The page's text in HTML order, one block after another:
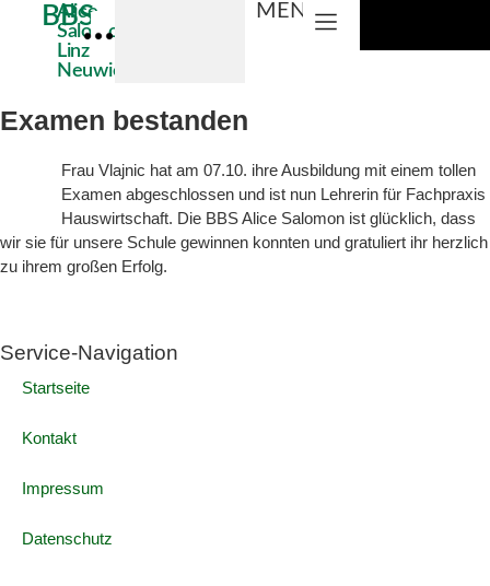
BBS
Alice
Salomon
Linz
Neuwied
MENÜ
Examen bestanden
Frau Vlajnic hat am 07.10. ihre Ausbildung mit einem tollen
Examen abgeschlossen und ist nun Lehrerin für Fachpraxis
Hauswirtschaft. Die BBS Alice Salomon ist glücklich, dass
wir sie für unsere Schule gewinnen konnten und gratuliert ihr herzlich
zu ihrem großen Erfolg.
Service-Navigation
Startseite
Kontakt
Impressum
Datenschutz